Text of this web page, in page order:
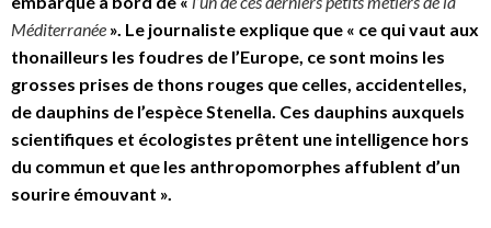
Méditerranée ». Le journaliste explique que « ce qui vaut aux
thonailleurs les foudres de l’Europe, ce sont moins les
grosses prises de thons rouges que celles, accidentelles,
de dauphins de l’espèce Stenella. Ces dauphins auxquels
scientifiques et écologistes prêtent une intelligence hors
du commun et que les anthropomorphes affublent d’un
sourire émouvant ».